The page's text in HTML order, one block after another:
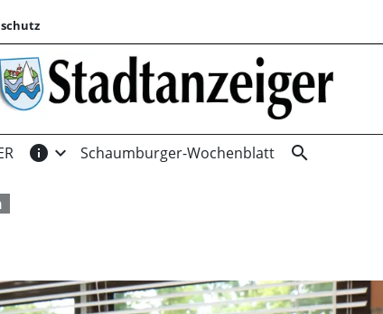
info expand_more Schaumburger-Wochenblatt search